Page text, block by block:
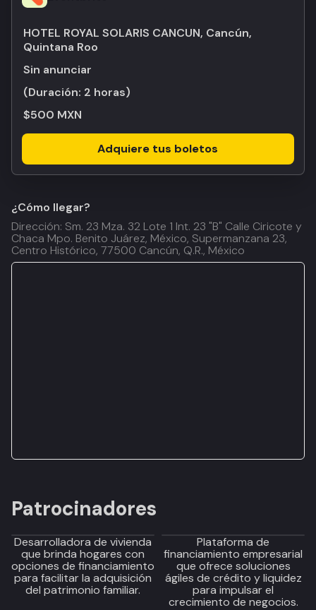
HOTEL ROYAL SOLARIS CANCUN, Cancún,
Quintana Roo
Sin anunciar
(Duración: 2 horas)
$500 MXN
Adquiere tus boletos
¿Cómo llegar?
Dirección: Sm. 23 Mza. 32 Lote 1 Int. 23 "B" Calle Ciricote y
Chaca Mpo. Benito Juárez, México, Supermanzana 23,
Centro Histórico, 77500 Cancún, Q.R., México
Patrocinadores
Desarrolladora de vivienda
que brinda hogares con
opciones de financiamiento
para facilitar la adquisición
del patrimonio familiar.
Plataforma de
financiamiento empresarial
que ofrece soluciones
ágiles de crédito y liquidez
para impulsar el
crecimiento de negocios.